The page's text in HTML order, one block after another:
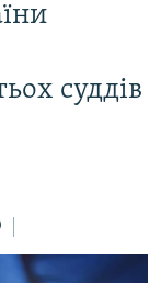
суддів